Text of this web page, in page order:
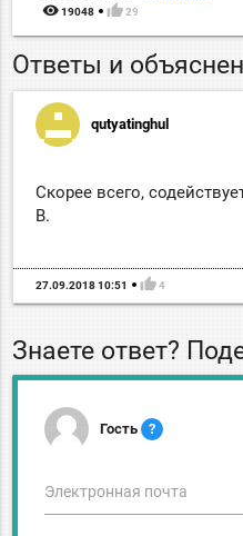
remove_red_eye 19048 thumb_up 29
Ответы и
qutyatinghul
Скорее всего,
В.
27.09.2018 10:51 thumb_up 4
Знаете ответ?
Гость ?
Электронная почта